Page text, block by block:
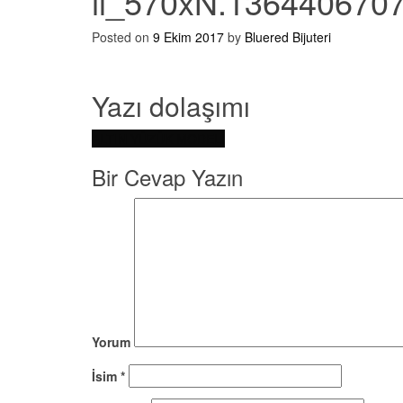
Posted on 9 Ekim 2017 by Bluered Bijuteri
Yazı dolaşımı
Bir Cevap Yazın
Yorum
İsim *